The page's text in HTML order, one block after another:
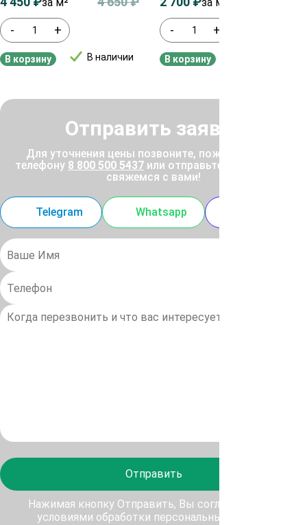
- +
В наличии
за м²
В корзину
- +
за м²
В корзину
Отправить заявку
Для уточнения цены позвоните, пожалуйста, по
телефону 8 800 500 5437 или отправьте заявку, и мы
свяжемся с вами!
Telegram Whatsapp
Отправить
Нажимая кнопку Отправить, Вы соглашаетесь с
условиями обработки персональных данных